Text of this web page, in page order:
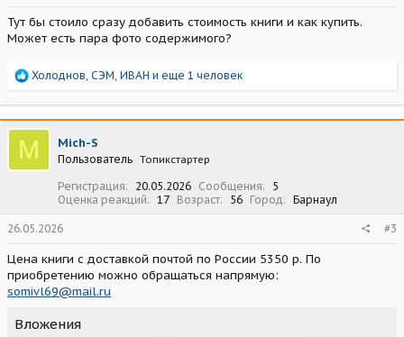
Тут бы стоило сразу добавить стоимость книги и как купить.
Может есть пара фото содержимого?
Р
а
к
ц
и
и
Холоднов, СЭМ, ИВАН и еще 1 человек
M Mich-S
Пользователь Топикстартер
Регистрация 20.05.2026 Сообщения
5
Оценка реакций
17 Возраст 56 Город Барнаул
26.05.2026 #3
Цена книги с доставкой почтой по России 5350 р. По
приобретению можно обращаться напрямую:
somivl69@mail.ru
Вложения